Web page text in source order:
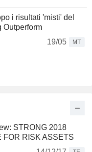
i risultati 'misti' del
Outperform
19/05
MT
STRONG 2018
FOR RISK ASSETS